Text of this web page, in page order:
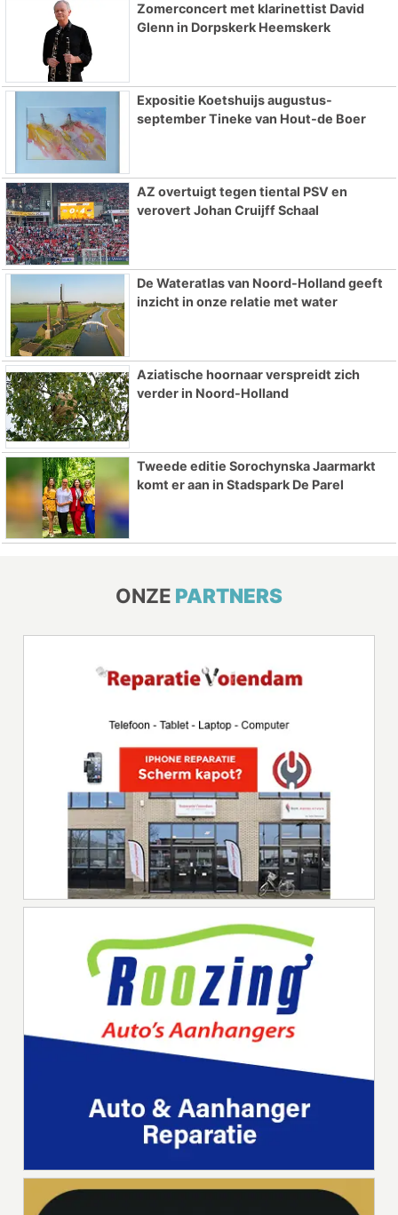
Zomerconcert met klarinettist David
Glenn in Dorpskerk Heemskerk
Expositie Koetshuijs augustus-
september Tineke van Hout-de Boer
AZ overtuigt tegen tiental PSV en
verovert Johan Cruijff Schaal
De Wateratlas van Noord-Holland geeft
inzicht in onze relatie met water
Aziatische hoornaar verspreidt zich
verder in Noord-Holland
Tweede editie Sorochynska Jaarmarkt
komt er aan in Stadspark De Parel
ONZE PARTNERS